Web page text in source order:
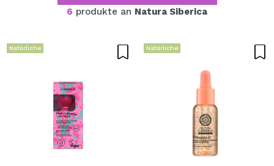
Passwort vergessen?
Ich habe hier kein Konto
ENGLISH
PORTUGUESE
6 produkte an Natura Siberica
Natürliche Natürliche